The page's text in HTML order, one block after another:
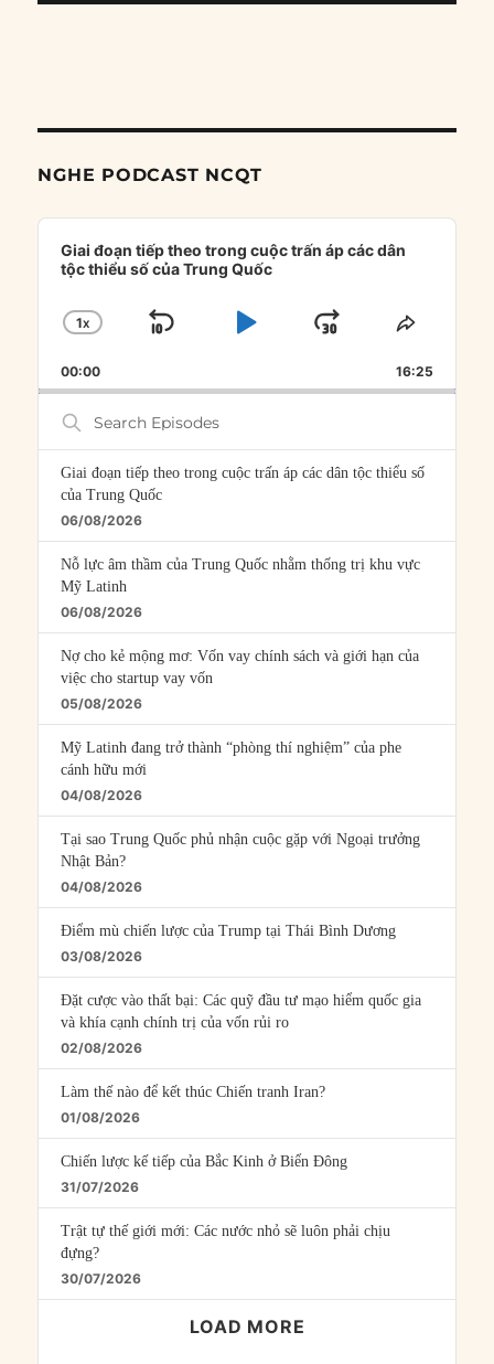
NGHE PODCAST NCQT
Audio
Player
Giai đoạn tiếp theo trong cuộc trấn áp các dân
tộc thiểu số của Trung Quốc
CHANGE
RATE
1X
SKIP
PLAYJUMP
FORWARD
SHARE
00:00 16:25
Search
Episodes
Giai đoạn tiếp theo trong cuộc trấn áp các dân tộc thiểu số
của Trung Quốc
06/08/2026
Nỗ lực âm thầm của Trung Quốc nhằm thống trị khu vực
Mỹ Latinh
06/08/2026
Nợ cho kẻ mộng mơ: Vốn vay chính sách và giới hạn của
việc cho startup vay vốn
05/08/2026
Mỹ Latinh đang trở thành “phòng thí nghiệm” của phe
cánh hữu mới
04/08/2026
Tại sao Trung Quốc phủ nhận cuộc gặp với Ngoại trưởng
Nhật Bản?
04/08/2026
Điểm mù chiến lược của Trump tại Thái Bình Dương
03/08/2026
Đặt cược vào thất bại: Các quỹ đầu tư mạo hiểm quốc gia
và khía cạnh chính trị của vốn rủi ro
02/08/2026
Làm thế nào để kết thúc Chiến tranh Iran?
01/08/2026
Chiến lược kế tiếp của Bắc Kinh ở Biển Đông
31/07/2026
Trật tự thế giới mới: Các nước nhỏ sẽ luôn phải chịu
đựng?
30/07/2026
LOAD MORE